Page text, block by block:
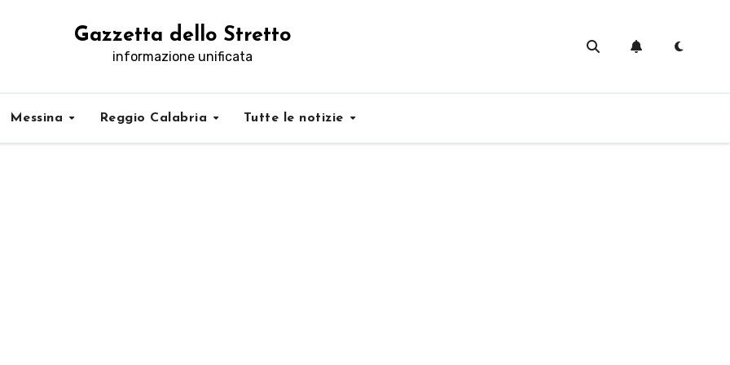
Gazzetta dello Stretto
informazione unificata
Messina Reggio Calabria Tutte le notizie